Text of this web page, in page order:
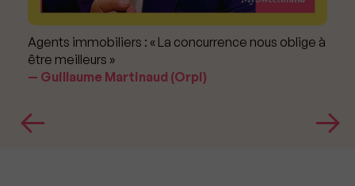
Agents immobiliers : « La concurrence nous oblige à
être meilleurs »
Guillaume Martinaud (Orpi)